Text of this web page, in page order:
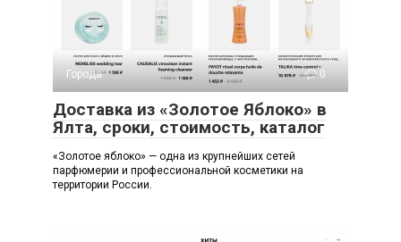
Города 0
Доставка из «Золотое Яблоко» в
Ялта, сроки, стоимость, каталог
«Золотое яблоко» — одна из крупнейших сетей
парфюмерии и профессиональной косметики на
территории России.